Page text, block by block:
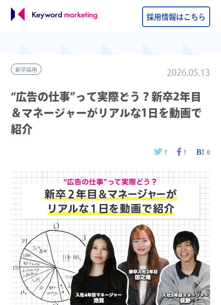
採用情報はこちら
新卒採用 2026.05.13
“広告の仕事”って実際どう？新卒2年目
＆マネージャーがリアルな1日を動画で
紹介
? ? 0